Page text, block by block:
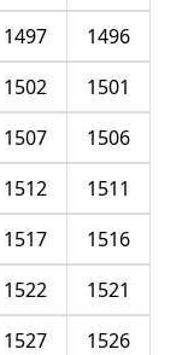
1496
1497
1501
1502
1506
1507
1511
1512
1516
1517
1521
1522
1526
1527